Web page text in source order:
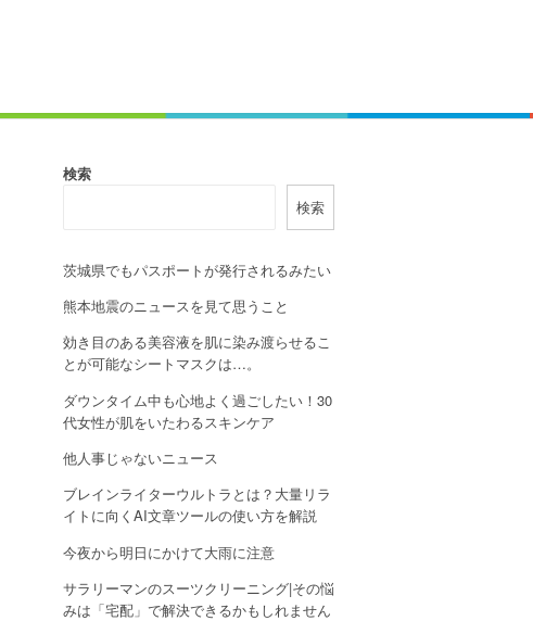
検索
検索
茨城県でもパスポートが発行されるみたい
熊本地震のニュースを見て思うこと
効き目のある美容液を肌に染み渡らせるこ
とが可能なシートマスクは…。
ダウンタイム中も心地よく過ごしたい！30
代女性が肌をいたわるスキンケア
他人事じゃないニュース
ブレインライターウルトラとは？大量リラ
イトに向くAI文章ツールの使い方を解説
今夜から明日にかけて大雨に注意
サラリーマンのスーツクリーニング|その悩
みは「宅配」で解決できるかもしれません